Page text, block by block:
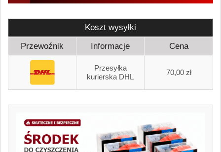
Koszt wysyłki
Przewoźnik
Informacje Cena
Przesyłka
kurierska DHL
70,00 zł